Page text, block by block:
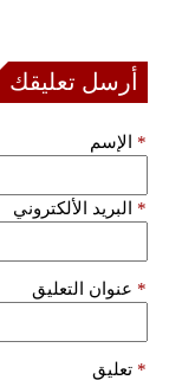
أرسل تعليقك
الإسم *
البريد الألكتروني *
عنوان التعليق *
تعليق *